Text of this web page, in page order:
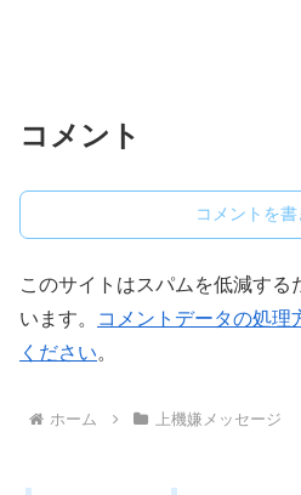
コメント
コメントを
このサイトはスパムを低減する
います。
コメントデータの処理
ください。
ホーム 上機嫌メッセージ